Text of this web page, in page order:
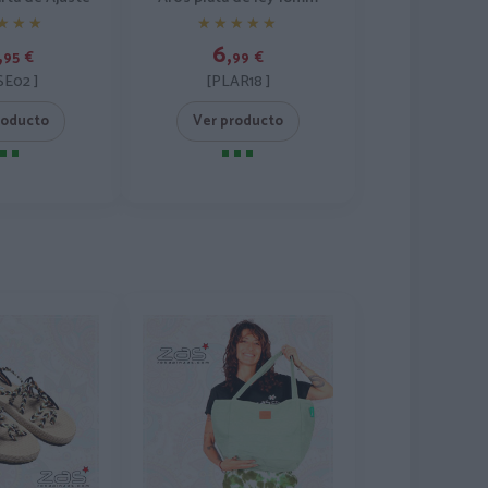
95 €
]
★★★★★
★★★★★
6,99 €
[PLAR18 ]
Ver producto